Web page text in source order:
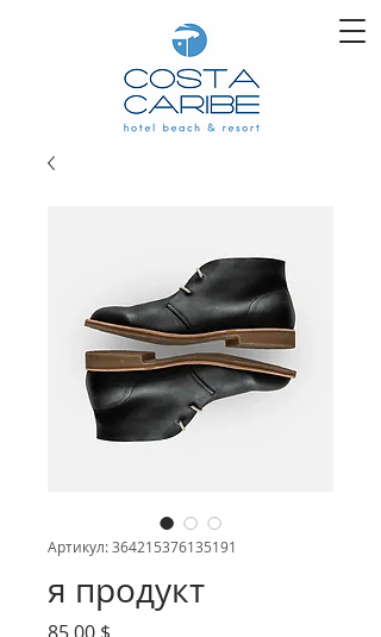
Артикул: 364215376135191
я продукт